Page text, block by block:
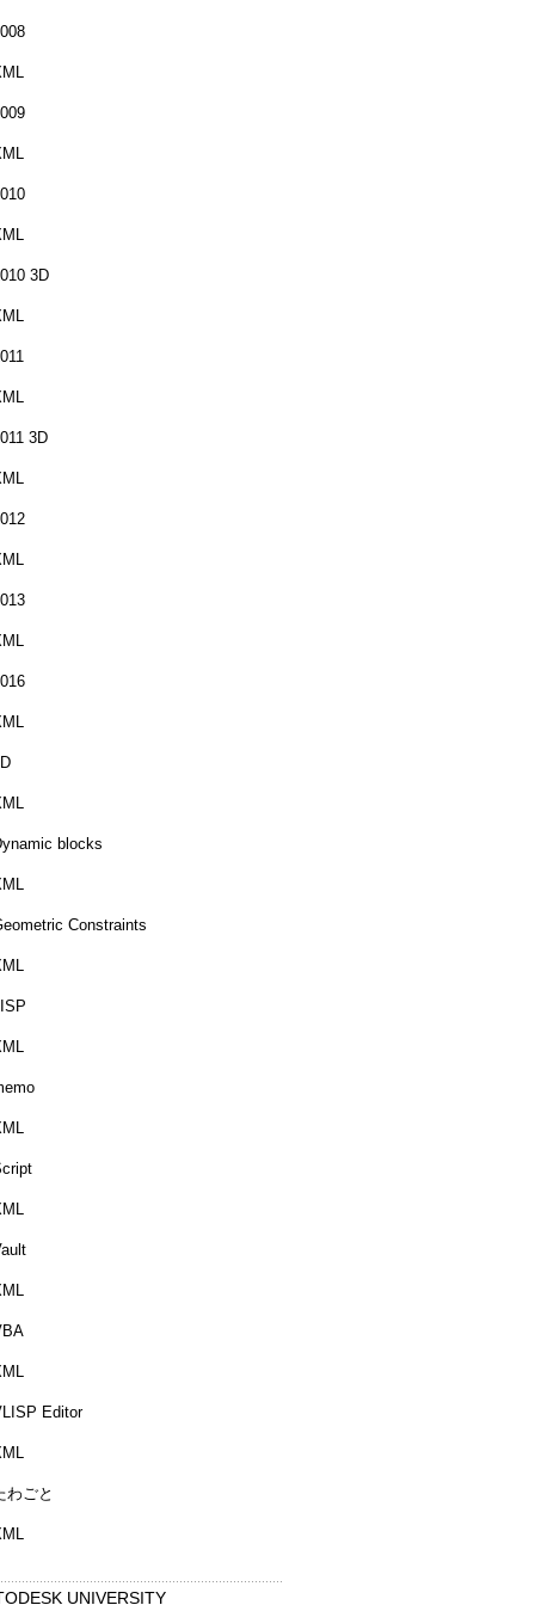
3D
3D
blocks
Constraints
LISP
Editor
わごと
UNIVERSITY